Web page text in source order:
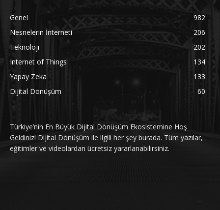
Genel
982
Nesnelerin İnterneti
206
Teknoloji
202
Internet of Things
134
Yapay Zeka
133
Dijital Dönüşüm
60
Türkiye’nin En Büyük Dijital Dönüşüm Ekosistemine Hoş
Geldiniz! Dijital Dönüşüm ile ilgili her şey burada. Tüm yazılar,
eğitimler ve videolardan ücretsiz yararlanabilirsiniz.